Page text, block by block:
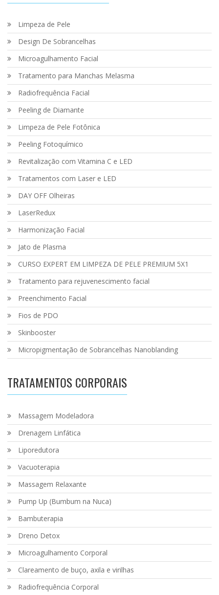
Limpeza de Pele
Design De Sobrancelhas
Microagulhamento Facial
Tratamento para Manchas Melasma
Radiofrequência Facial
Peeling de Diamante
Limpeza de Pele Fotônica
Peeling Fotoquímico
Revitalização com Vitamina C e LED
Tratamentos com Laser e LED
DAY OFF Olheiras
LaserRedux
Harmonização Facial
Jato de Plasma
CURSO EXPERT EM LIMPEZA DE PELE PREMIUM 5X1
Tratamento para rejuvenescimento facial
Preenchimento Facial
Fios de PDO
Skinbooster
Micropigmentação de Sobrancelhas Nanoblanding
TRATAMENTOS CORPORAIS
Massagem Modeladora
Drenagem Linfática
Liporedutora
Vacuoterapia
Massagem Relaxante
Pump Up (Bumbum na Nuca)
Bambuterapia
Dreno Detox
Microagulhamento Corporal
Clareamento de buço, axila e virilhas
Radiofrequência Corporal